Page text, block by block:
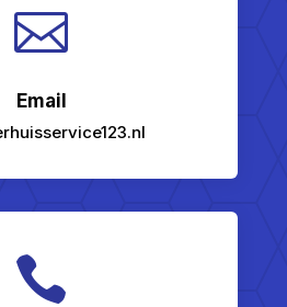

Email
